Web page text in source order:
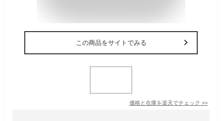
この商品をサイトでみる
価格と在庫を楽天でチェック >>